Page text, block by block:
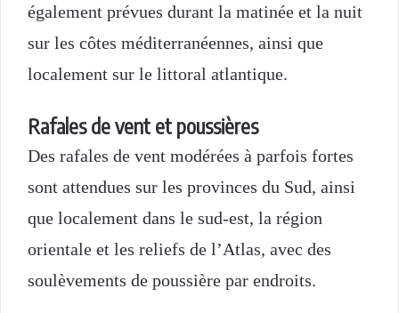
également prévues durant la matinée et la nuit
sur les côtes méditerranéennes, ainsi que
localement sur le littoral atlantique.
Rafales de vent et poussières
Des rafales de vent modérées à parfois fortes
sont attendues sur les provinces du Sud, ainsi
que localement dans le sud-est, la région
orientale et les reliefs de l’Atlas, avec des
soulèvements de poussière par endroits.